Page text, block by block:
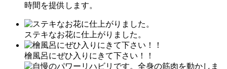
時間を提供します。
ステキなお花に仕上がりました。
檜風呂にぜひ入りにきて下さい！！